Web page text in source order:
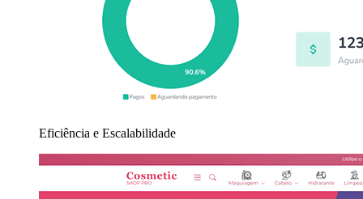
Eficiência e Escalabilidade